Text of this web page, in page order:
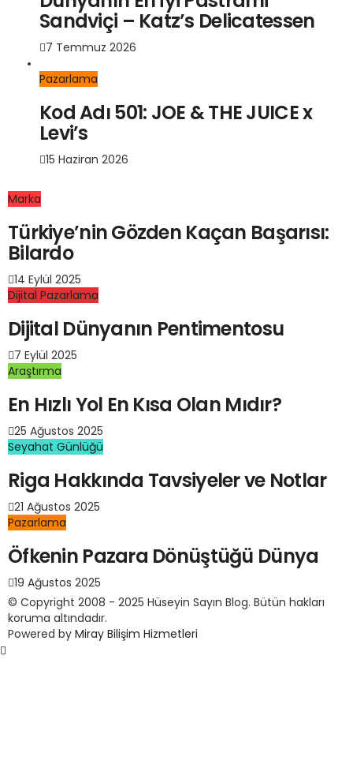
Sandviçi – Katz’s Delicatessen
7 Temmuz 2026
Pazarlama
Kod Adı 501: JOE & THE JUICE x
Levi’s
15 Haziran 2026
Marka
Türkiye’nin Gözden Kaçan Başarısı:
Bilardo
14 Eylül 2025
Dijital Pazarlama
Dijital Dünyanın Pentimentosu
7 Eylül 2025
Araştırma
En Hızlı Yol En Kısa Olan Mıdır?
25 Ağustos 2025
Seyahat Günlüğü
Riga Hakkında Tavsiyeler ve Notlar
21 Ağustos 2025
Pazarlama
Öfkenin Pazara Dönüştüğü Dünya
19 Ağustos 2025
© Copyright 2008 - 2025 Hüseyin Sayın Blog. Bütün hakları
koruma altındadır.
Powered by Miray Bilişim Hizmetleri